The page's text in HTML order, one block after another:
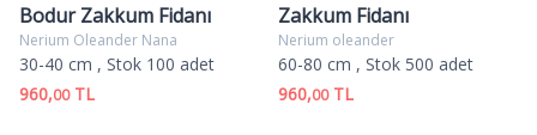
Bodur Zakkum Fidanı
Nerium Oleander Nana
30-40 cm , Stok 100 adet
960,00TL
Zakkum Fidanı
Nerium oleander
60-80 cm , Stok 500 adet
960,00TL